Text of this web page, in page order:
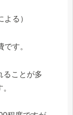
よる）
す。
ることが多